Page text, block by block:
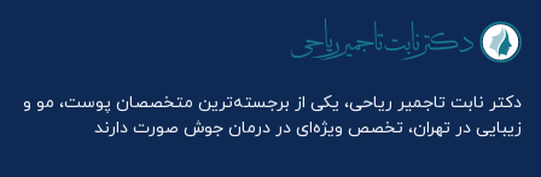
دکتر نابت تاجمیر ریاحی، یکی از برجسته‌ترین متخصصان پوست، مو و
زیبایی در تهران، تخصص ویژه‌ای در درمان جوش صورت دارند